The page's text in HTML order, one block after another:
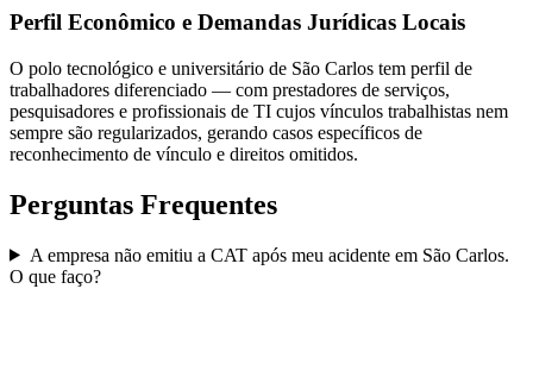
Perfil Econômico e Demandas Jurídicas Locais
O polo tecnológico e universitário de São Carlos tem perfil de
trabalhadores diferenciado — com prestadores de serviços,
pesquisadores e profissionais de TI cujos vínculos trabalhistas nem
sempre são regularizados, gerando casos específicos de
reconhecimento de vínculo e direitos omitidos.
Perguntas Frequentes
A empresa não emitiu a CAT após meu acidente em São Carlos.
O que faço?